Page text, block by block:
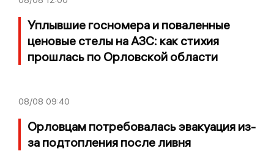
Уплывшие госномера и поваленные
ценовые стелы на АЗС: как стихия
прошлась по Орловской области
08/08 09:40
Орловцам потребовалась эвакуация из-
за подтопления после ливня